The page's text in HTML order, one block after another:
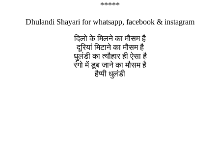
*****
Dhulandi Shayari for whatsapp, facebook & instagram
दिलो के मिलने का मौसम है
दूरियां मिटाने का मौसम है
धुलंडी का त्यौहार ही ऐसा है
रंगो में डूब जाने का मौसम है
हैप्पी धुलंडी